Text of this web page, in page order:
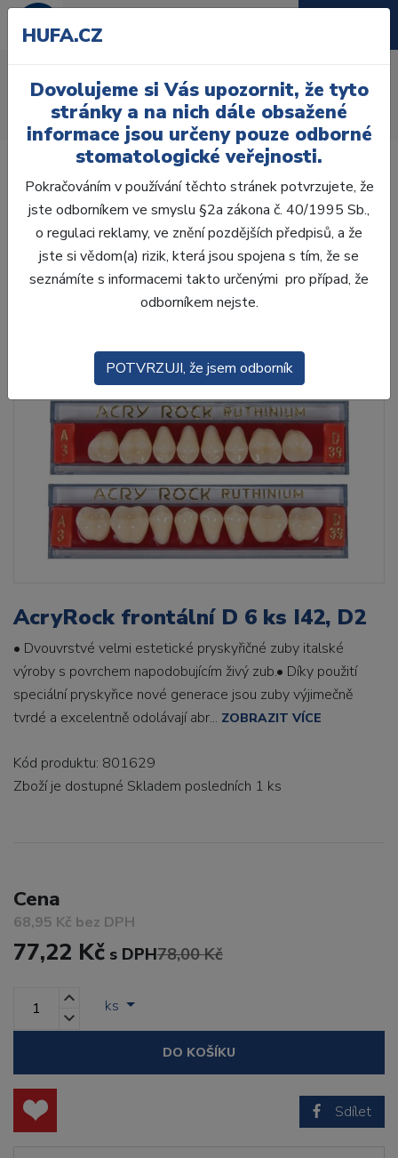
Úvod Zuby
AcryRock
AcryRock frontální D 6 ks I42, D2
AcryRock frontální D 6 ks I42, D2
• Dvouvrstvé velmi estetické pryskyřičné zuby italské
výroby s povrchem napodobujícím živý zub.• Díky použití
speciální pryskyřice nové generace jsou zuby výjimečně
tvrdé a excelentně odolávají abr... ZOBRAZIT VÍCE
Kód produktu: 801629
Zboží je dostupné Skladem posledních 1 ks
Cena
68,95 Kč bez DPH
77,22 Kč s DPH78,00 Kč
ks
DO KOŠÍKU
Sdílet
HUFA.CZ
Dovolujeme si Vás upozornit, že tyto
stránky a na nich dále obsažené
informace jsou určeny pouze odborné
stomatologické veřejnosti.
Pokračováním v používání těchto stránek potvrzujete, že
jste odborníkem ve smyslu §2a zákona č. 40/1995 Sb.,
o regulaci reklamy, ve znění pozdějších předpisů, a že
jste si vědom(a) rizik, která jsou spojena s tím, že se
seznámíte s informacemi takto určenými pro případ, že
odborníkem nejste.
POTVRZUJI, že jsem odborník